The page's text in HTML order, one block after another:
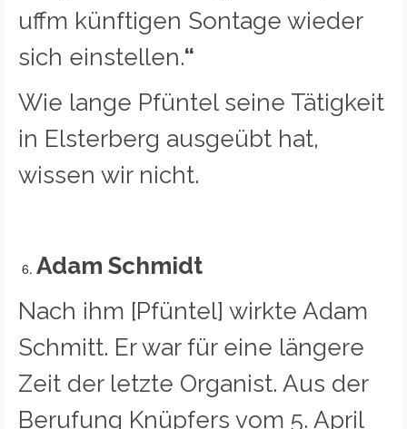
uffm künftigen Sontage wieder
sich einstellen.“
Wie lange Pfüntel seine Tätigkeit
in Elsterberg ausgeübt hat,
wissen wir nicht.
Adam Schmidt
Nach ihm [Pfüntel] wirkte Adam
Schmitt. Er war für eine längere
Zeit der letzte Organist. Aus der
Berufung Knüpfers vom 5. April